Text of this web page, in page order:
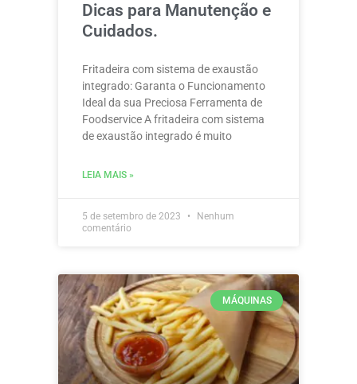
Dicas para Manutenção e
Cuidados.
Fritadeira com sistema de exaustão
integrado: Garanta o Funcionamento
Ideal da sua Preciosa Ferramenta de
Foodservice A fritadeira com sistema
de exaustão integrado é muito
LEIA MAIS »
5 de setembro de 2023
Nenhum
comentário
MÁQUINAS